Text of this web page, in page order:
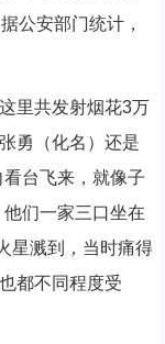
公安部门统计，
里共发射烟花3万
勇（化名）还是
台飞来，就像子
们一家三口坐在
星溅到，当时痛得
都不同程度受